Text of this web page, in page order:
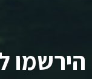
הירשמו